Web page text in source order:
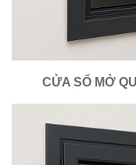
CỬA SỔ MỞ